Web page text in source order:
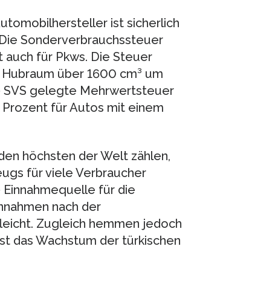
ist sicherlich
Sonderverbrauchssteuer
auch für Pkws. Die Steuer
über 1600 cm³ um
SVS gelegte Mehrwertsteuer
für Autos mit einem
höchsten der Welt zählen,
für viele Verbraucher
für die
nach der
Zugleich hemmen jedoch
das Wachstum der türkischen